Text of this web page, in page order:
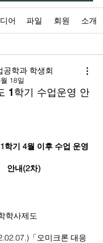
어 파일 회원 소개
공학과 학생회
18일
1학기 수업운영 안
학기 4월 이후 수업 운영
안내(2차)
학사제도
「오미크론 대응